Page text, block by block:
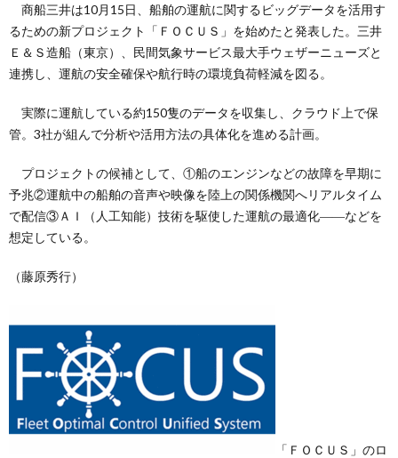
商船三井は10月15日、船舶の運航に関するビッグデータを活用す
るための新プロジェクト「ＦＯＣＵＳ」を始めたと発表した。三井
Ｅ＆Ｓ造船（東京）、民間気象サービス最大手ウェザーニューズと
連携し、運航の安全確保や航行時の環境負荷軽減を図る。
実際に運航している約150隻のデータを収集し、クラウド上で保
管。3社が組んで分析や活用方法の具体化を進める計画。
プロジェクトの候補として、①船のエンジンなどの故障を早期に
予兆②運航中の船舶の音声や映像を陸上の関係機関へリアルタイム
で配信③ＡＩ（人工知能）技術を駆使した運航の最適化――などを
想定している。
（藤原秀行）
「ＦＯＣＵＳ」のロ